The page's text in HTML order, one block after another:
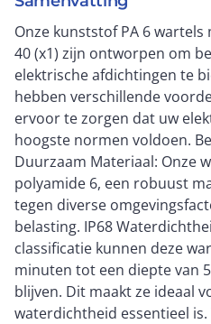
Onze kunststof PA 6
40 (x1) zijn ontworpen om
elektrische afdichtingen te
hebben verschillende
ervoor te zorgen dat uw
hoogste normen voldoen.
Duurzaam Materiaal: Onze
polyamide 6, een robuust
tegen diverse
belasting. IP68
classificatie kunnen deze
minuten tot een diepte van
blijven. Dit maakt ze ideaal
waterdichtheid essentieel